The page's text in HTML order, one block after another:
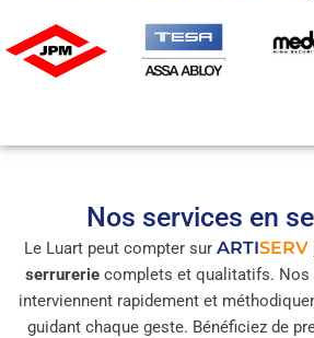
Nos services en
Le Luart peut compter sur ARTISERV
serrureriecomplets et qualitatifs. Nos
interviennent rapidement et
guidant chaque geste. Bénéficiez de